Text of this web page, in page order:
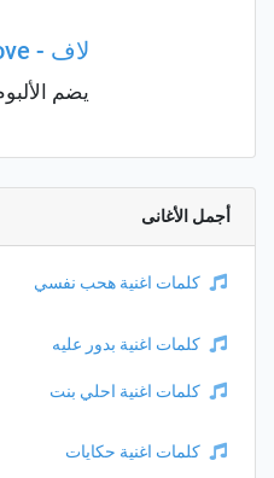
لاف - love
يضم الألبوم 10
أجمل الأغانى
كلمات اغنية هحب نفسي
كلمات اغنية بدور عليه
كلمات اغنية احلي بنت
كلمات اغنية حكايات